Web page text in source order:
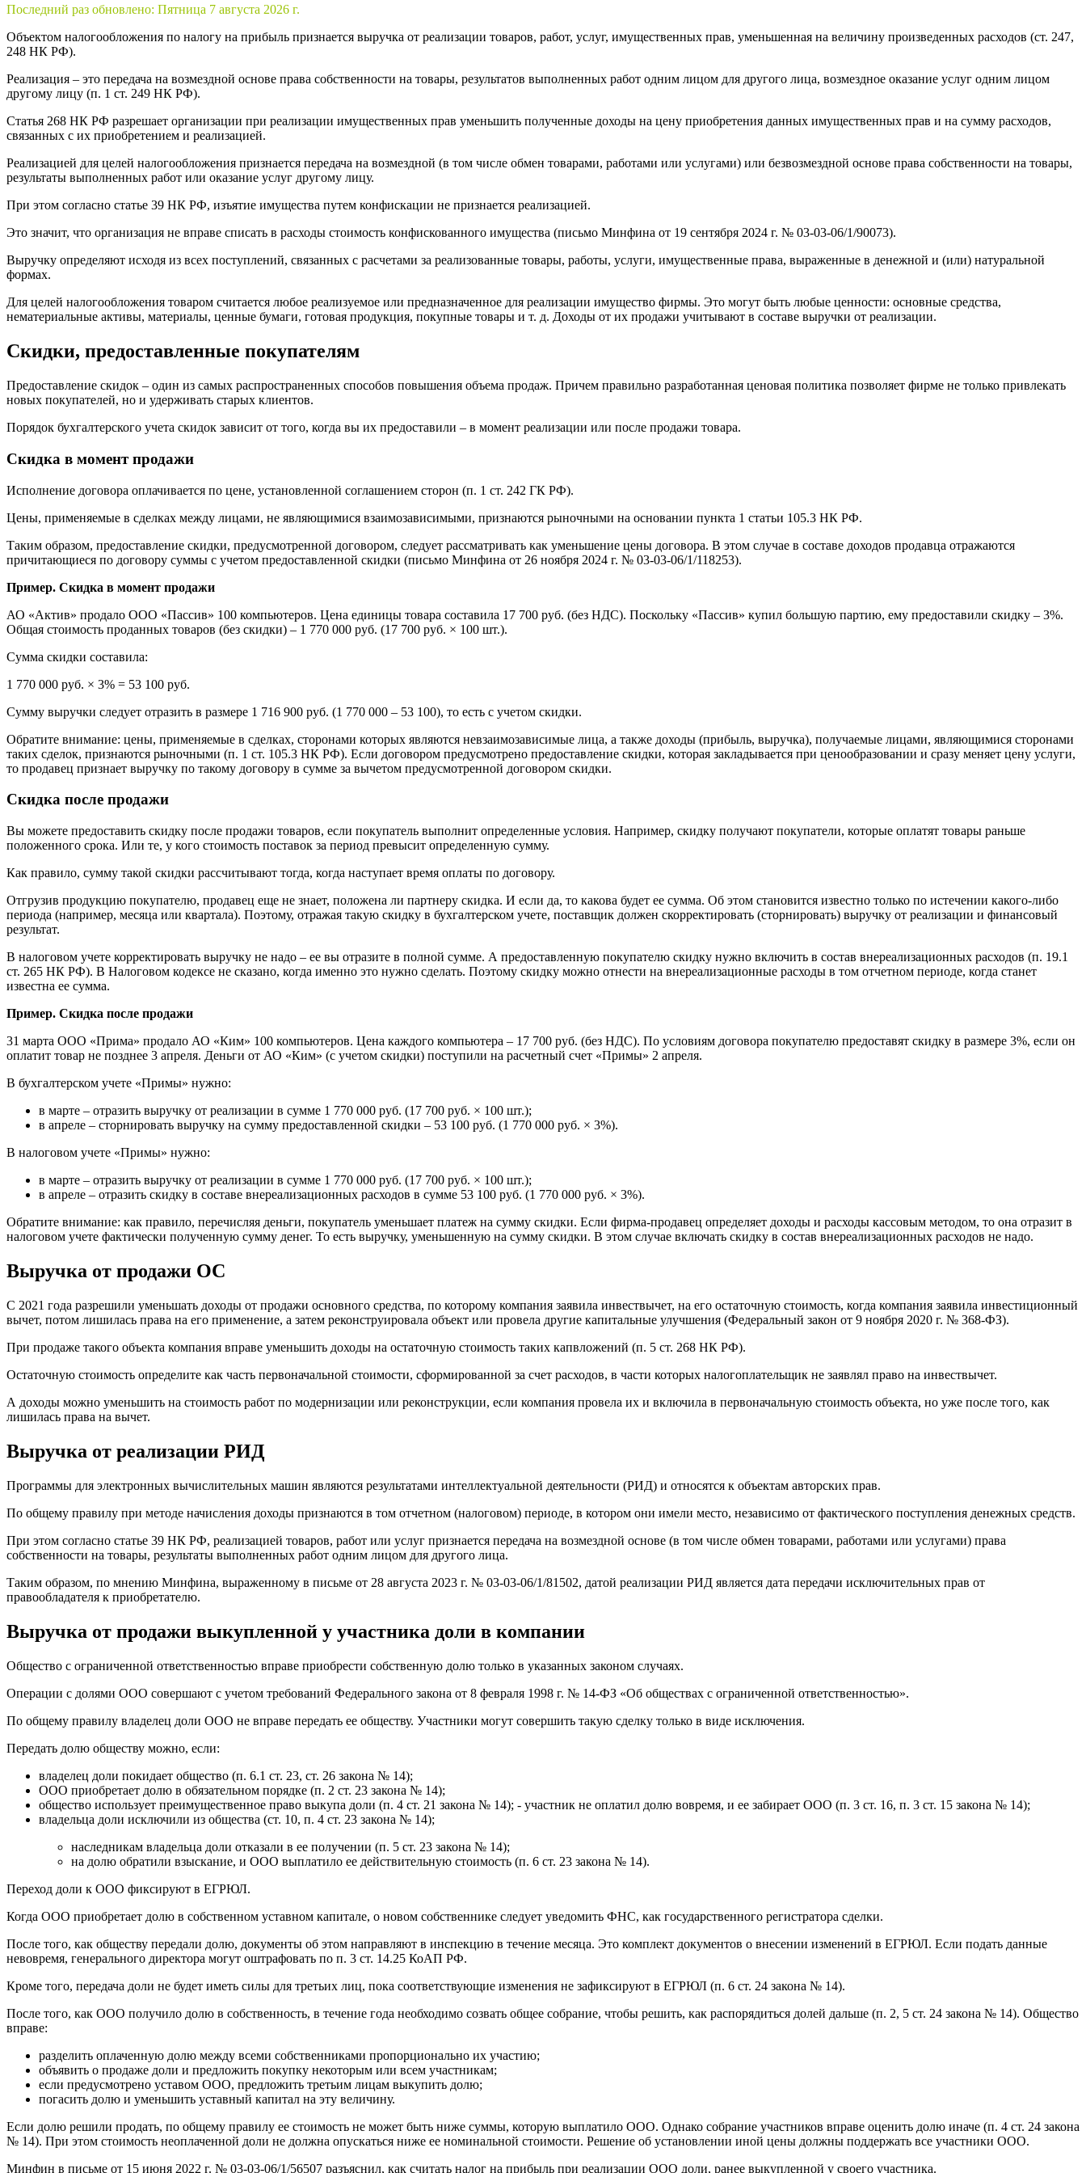
Последний раз обновлено: Пятница 7 августа 2026 г.
Объектом налогообложения по налогу на прибыль признается выручка от реализации товаров, работ, услуг, имущественных прав, уменьшенная на величину произведенных расходов (ст. 247,
248 НК РФ).
Реализация – это передача на возмездной основе права собственности на товары, результатов выполненных работ одним лицом для другого лица, возмездное оказание услуг одним лицом
другому лицу (п. 1 ст. 249 НК РФ).
Статья 268 НК РФ разрешает организации при реализации имущественных прав уменьшить полученные доходы на цену приобретения данных имущественных прав и на сумму расходов,
связанных с их приобретением и реализацией.
Реализацией для целей налогообложения признается передача на возмездной (в том числе обмен товарами, работами или услугами) или безвозмездной основе права собственности на товары,
результаты выполненных работ или оказание услуг другому лицу.
При этом согласно статье 39 НК РФ, изъятие имущества путем конфискации не признается реализацией.
Это значит, что организация не вправе списать в расходы стоимость конфискованного имущества (письмо Минфина от 19 сентября 2024 г. № 03-03-06/1/90073).
Выручку определяют исходя из всех поступлений, связанных с расчетами за реализованные товары, работы, услуги, имущественные права, выраженные в денежной и (или) натуральной
формах.
Для целей налогообложения товаром считается любое реализуемое или предназначенное для реализации имущество фирмы. Это могут быть любые ценности: основные средства,
нематериальные активы, материалы, ценные бумаги, готовая продукция, покупные товары и т. д. Доходы от их продажи учитывают в составе выручки от реализации.
Скидки, предоставленные покупателям
Предоставление скидок – один из самых распространенных способов повышения объема продаж. Причем правильно разработанная ценовая политика позволяет фирме не только привлекать
новых покупателей, но и удерживать старых клиентов.
Порядок бухгалтерского учета скидок зависит от того, когда вы их предоставили – в момент реализации или после продажи товара.
Скидка в момент продажи
Исполнение договора оплачивается по цене, установленной соглашением сторон (п. 1 ст. 242 ГК РФ).
Цены, применяемые в сделках между лицами, не являющимися взаимозависимыми, признаются рыночными на основании пункта 1 статьи 105.3 НК РФ.
Таким образом, предоставление скидки, предусмотренной договором, следует рассматривать как уменьшение цены договора. В этом случае в составе доходов продавца отражаются
причитающиеся по договору суммы с учетом предоставленной скидки (письмо Минфина от 26 ноября 2024 г. № 03-03-06/1/118253).
Пример. Скидка в момент продажи
АО «Актив» продало ООО «Пассив» 100 компьютеров. Цена единицы товара составила 17 700 руб. (без НДС). Поскольку «Пассив» купил большую партию, ему предоставили скидку – 3%.
Общая стоимость проданных товаров (без скидки) – 1 770 000 руб. (17 700 руб. × 100 шт.).
Сумма скидки составила:
1 770 000 руб. × 3% = 53 100 руб.
Сумму выручки следует отразить в размере 1 716 900 руб. (1 770 000 – 53 100), то есть с учетом скидки.
Обратите внимание: цены, применяемые в сделках, сторонами которых являются невзаимозависимые лица, а также доходы (прибыль, выручка), получаемые лицами, являющимися сторонами
таких сделок, признаются рыночными (п. 1 ст. 105.3 НК РФ). Если договором предусмотрено предоставление скидки, которая закладывается при ценообразовании и сразу меняет цену услуги,
то продавец признает выручку по такому договору в сумме за вычетом предусмотренной договором скидки.
Скидка после продажи
Вы можете предоставить скидку после продажи товаров, если покупатель выполнит определенные условия. Например, скидку получают покупатели, которые оплатят товары раньше
положенного срока. Или те, у кого стоимость поставок за период превысит определенную сумму.
Как правило, сумму такой скидки рассчитывают тогда, когда наступает время оплаты по договору.
Отгрузив продукцию покупателю, продавец еще не знает, положена ли партнеру скидка. И если да, то какова будет ее сумма. Об этом становится известно только по истечении какого-либо
периода (например, месяца или квартала). Поэтому, отражая такую скидку в бухгалтерском учете, поставщик должен скорректировать (сторнировать) выручку от реализации и финансовый
результат.
В налоговом учете корректировать выручку не надо – ее вы отразите в полной сумме. А предоставленную покупателю скидку нужно включить в состав внереализационных расходов (п. 19.1
ст. 265 НК РФ). В Налоговом кодексе не сказано, когда именно это нужно сделать. Поэтому скидку можно отнести на внереализационные расходы в том отчетном периоде, когда станет
известна ее сумма.
Пример. Скидка после продажи
31 марта ООО «Прима» продало АО «Ким» 100 компьютеров. Цена каждого компьютера – 17 700 руб. (без НДС). По условиям договора покупателю предоставят скидку в размере 3%, если он
оплатит товар не позднее 3 апреля. Деньги от АО «Ким» (с учетом скидки) поступили на расчетный счет «Примы» 2 апреля.
В бухгалтерском учете «Примы» нужно:
в марте – отразить выручку от реализации в сумме 1 770 000 руб. (17 700 руб. × 100 шт.);
в апреле – сторнировать выручку на сумму предоставленной скидки – 53 100 руб. (1 770 000 руб. × 3%).
В налоговом учете «Примы» нужно:
в марте – отразить выручку от реализации в сумме 1 770 000 руб. (17 700 руб. × 100 шт.);
в апреле – отразить скидку в составе внереализационных расходов в сумме 53 100 руб. (1 770 000 руб. × 3%).
Обратите внимание: как правило, перечисляя деньги, покупатель уменьшает платеж на сумму скидки. Если фирма-продавец определяет доходы и расходы кассовым методом, то она отразит в
налоговом учете фактически полученную сумму денег. То есть выручку, уменьшенную на сумму скидки. В этом случае включать скидку в состав внереализационных расходов не надо.
Выручка от продажи ОС
С 2021 года разрешили уменьшать доходы от продажи основного средства, по которому компания заявила инвествычет, на его остаточную стоимость, когда компания заявила инвестиционный
вычет, потом лишилась права на его применение, а затем реконструировала объект или провела другие капитальные улучшения (Федеральный закон от 9 ноября 2020 г. № 368-ФЗ).
При продаже такого объекта компания вправе уменьшить доходы на остаточную стоимость таких капвложений (п. 5 ст. 268 НК РФ).
Остаточную стоимость определите как часть первоначальной стоимости, сформированной за счет расходов, в части которых налогоплательщик не заявлял право на инвествычет.
А доходы можно уменьшить на стоимость работ по модернизации или реконструкции, если компания провела их и включила в первоначальную стоимость объекта, но уже после того, как
лишилась права на вычет.
Выручка от реализации РИД
Программы для электронных вычислительных машин являются результатами интеллектуальной деятельности (РИД) и относятся к объектам авторских прав.
По общему правилу при методе начисления доходы признаются в том отчетном (налоговом) периоде, в котором они имели место, независимо от фактического поступления денежных средств.
При этом согласно статье 39 НК РФ, реализацией товаров, работ или услуг признается передача на возмездной основе (в том числе обмен товарами, работами или услугами) права
собственности на товары, результаты выполненных работ одним лицом для другого лица.
Таким образом, по мнению Минфина, выраженному в письме от 28 августа 2023 г. № 03-03-06/1/81502, датой реализации РИД является дата передачи исключительных прав от
правообладателя к приобретателю.
Выручка от продажи выкупленной у участника доли в компании
Общество с ограниченной ответственностью вправе приобрести собственную долю только в указанных законом случаях.
Операции с долями ООО совершают с учетом требований Федерального закона от 8 февраля 1998 г. № 14-ФЗ «Об обществах с ограниченной ответственностью».
По общему правилу владелец доли ООО не вправе передать ее обществу. Участники могут совершить такую сделку только в виде исключения.
Передать долю обществу можно, если:
владелец доли покидает общество (п. 6.1 ст. 23, ст. 26 закона № 14);
ООО приобретает долю в обязательном порядке (п. 2 ст. 23 закона № 14);
общество использует преимущественное право выкупа доли (п. 4 ст. 21 закона № 14); - участник не оплатил долю вовремя, и ее забирает ООО (п. 3 ст. 16, п. 3 ст. 15 закона № 14);
владельца доли исключили из общества (ст. 10, п. 4 ст. 23 закона № 14);
наследникам владельца доли отказали в ее получении (п. 5 ст. 23 закона № 14);
на долю обратили взыскание, и ООО выплатило ее действительную стоимость (п. 6 ст. 23 закона № 14).
Переход доли к ООО фиксируют в ЕГРЮЛ.
Когда ООО приобретает долю в собственном уставном капитале, о новом собственнике следует уведомить ФНС, как государственного регистратора сделки.
После того, как обществу передали долю, документы об этом направляют в инспекцию в течение месяца. Это комплект документов о внесении изменений в ЕГРЮЛ. Если подать данные
невовремя, генерального директора могут оштрафовать по п. 3 ст. 14.25 КоАП РФ.
Кроме того, передача доли не будет иметь силы для третьих лиц, пока соответствующие изменения не зафиксируют в ЕГРЮЛ (п. 6 ст. 24 закона № 14).
После того, как ООО получило долю в собственность, в течение года необходимо созвать общее собрание, чтобы решить, как распорядиться долей дальше (п. 2, 5 ст. 24 закона № 14). Общество
вправе:
разделить оплаченную долю между всеми собственниками пропорционально их участию;
объявить о продаже доли и предложить покупку некоторым или всем участникам;
если предусмотрено уставом ООО, предложить третьим лицам выкупить долю;
погасить долю и уменьшить уставный капитал на эту величину.
Если долю решили продать, по общему правилу ее стоимость не может быть ниже суммы, которую выплатило ООО. Однако собрание участников вправе оценить долю иначе (п. 4 ст. 24 закона
№ 14). При этом стоимость неоплаченной доли не должна опускаться ниже ее номинальной стоимости. Решение об установлении иной цены должны поддержать все участники ООО.
Минфин в письме от 15 июня 2022 г. № 03-03-06/1/56507 разъяснил, как считать налог на прибыль при реализации ООО доли, ранее выкупленной у своего участника.